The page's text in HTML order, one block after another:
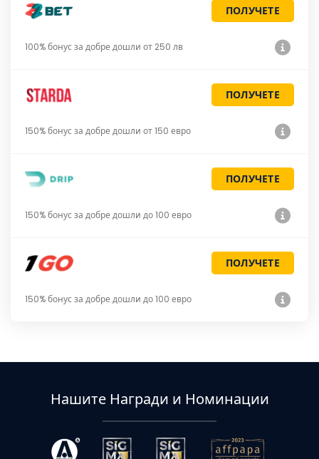
ПОЛУЧЕТЕ
100% бонус за добре дошли от 250 лв
ПОЛУЧЕТЕ
150% бонус за добре дошли от 150 евро
ПОЛУЧЕТЕ
150% бонус за добре дошли до 100 евро
ПОЛУЧЕТЕ
150% бонус за добре дошли до 100 евро
Нашите Награди и Номинации